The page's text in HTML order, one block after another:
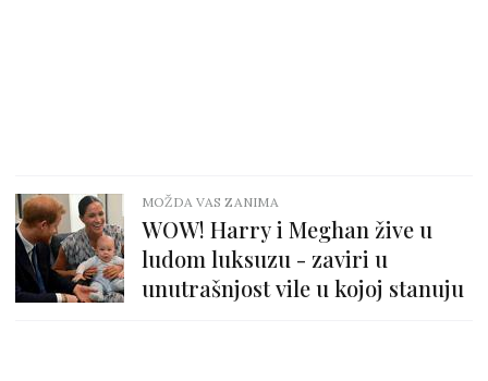
MOŽDA VAS ZANIMA
WOW! Harry i Meghan žive u
ludom luksuzu - zaviri u
unutrašnjost vile u kojoj stanuju